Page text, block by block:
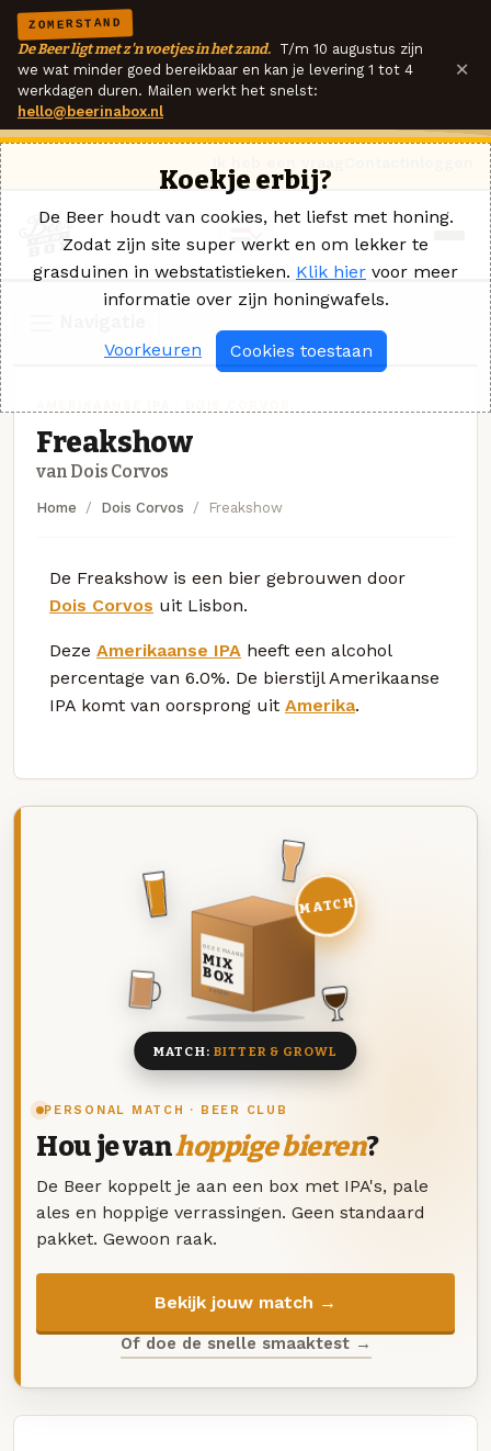
ZOMERSTAND
De Beer ligt met z'n voetjes in het zand. T/m 10 augustus zijn
we wat minder goed bereikbaar en kan je levering 1 tot 4
werkdagen duren. Mailen werkt het snelst:
hello@beerinabox.nl
×
Freakshow
van Dois Corvos
Home Dois Corvos Freakshow
De Freakshow is een bier gebrouwen door
Dois Corvos uit Lisbon.
Deze Amerikaanse IPA heeft een alcohol
percentage van 6.0%. De bierstijl Amerikaanse
IPA komt van oorsprong uit Amerika.
PERSONAL MATCH · BEER CLUB
Hou je vanhoppige bieren?
De Beer koppelt je aan een box met IPA's, pale
ales en hoppige verrassingen. Geen standaard
pakket. Gewoon raak.
Bekijk jouw match →
Of doe de snelle smaaktest →
DEZE MAAND
MIX
BOX
8 BIEREN
MATCH
MATCH: BITTER & GROWL
Koekje erbij?
De Beer houdt van cookies, het liefst met honing.
Zodat zijn site super werkt en om lekker te
grasduinen in webstatistieken. Klik hier voor meer
informatie over zijn honingwafels.
Voorkeuren Cookies toestaan